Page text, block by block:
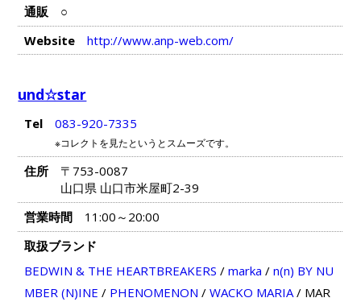
通販
○
Website
http://www.anp-web.com/
und☆star
Tel 083-920-7335
※コレクトを見たというとスムーズです。
住所
〒753-0087
山口県 山口市米屋町2-39
営業時間
11:00～20:00
取扱ブランド
BEDWIN & THE HEARTBREAKERS / marka / n(n) BY NU
MBER (N)INE / PHENOMENON / WACKO MARIA/ MAR